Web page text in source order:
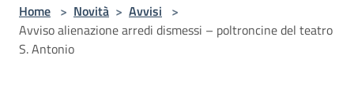
Home > Novità > Avvisi >
Avviso alienazione arredi dismessi – poltroncine del teatro
S. Antonio